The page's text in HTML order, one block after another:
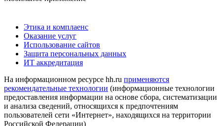
Этика и комплаенс
Оказание услуг
Использование сайтов
Защита персональных данных
ИТ аккредитация
На информационном ресурсе hh.ru применяются
рекомендательные технологии (информационные технологии
предоставления информации на основе сбора, систематизации
и анализа сведений, относящихся к предпочтениям
пользователей сети «Интернет», находящихся на территории
Российской Федерации)